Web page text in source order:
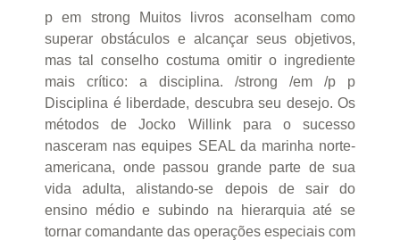
p em strong Muitos livros aconselham como
superar obstáculos e alcançar seus objetivos,
mas tal conselho costuma omitir o ingrediente
mais crítico: a disciplina. /strong /em /p p
Disciplina é liberdade, descubra seu desejo. Os
métodos de Jocko Willink para o sucesso
nasceram nas equipes SEAL da marinha norte-
americana, onde passou grande parte de sua
vida adulta, alistando-se depois de sair do
ensino médio e subindo na hierarquia até se
tornar comandante das operações especiais com